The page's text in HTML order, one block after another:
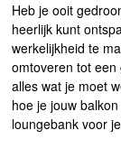
Heb je ooit
heerlijk kunt
werkelijkheid te
omtoveren tot
alles wat je moet
hoe je jouw
loungebank voor je